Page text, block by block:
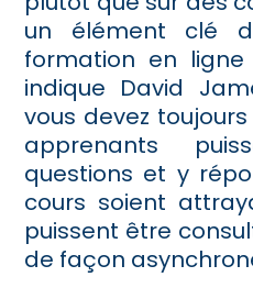
un élément clé
formation en
indique David
vous devez
apprenants
questions et y
cours soient
puissent être
de façon